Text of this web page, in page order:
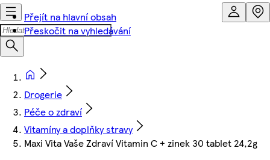
Přejít na hlavní obsah
Přeskočit na vyhledávání
Drogerie
Péče o zdraví
Vitamíny a doplňky stravy
Maxi Vita Vaše Zdraví Vitamin C + zinek 30 tablet 24,2g